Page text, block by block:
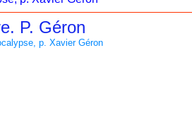
P. Géron
p. Xavier Géron